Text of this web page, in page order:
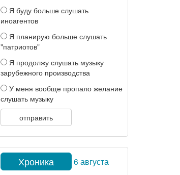
Я буду больше слушать
иноагентов
Я планирую больше слушать
"патриотов"
Я продолжу слушать музыку
зарубежного производства
У меня вообще пропало желание
слушать музыку
отправить
Хроника 6 августа